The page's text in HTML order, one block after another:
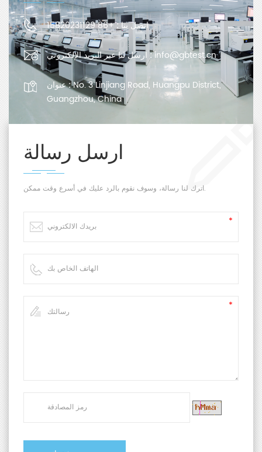
اتصل بنا :+86 15820231129
ارسل لنا عبر البريد الإلكتروني :info@gbtest.cn
عنوان :No. 3 Linjiang Road, Huangpu District,
Guangzhou, China
ارسل رسالة
اترك لنا رسالة، وسوف نقوم بالرد عليك في أسرع وقت ممكن.